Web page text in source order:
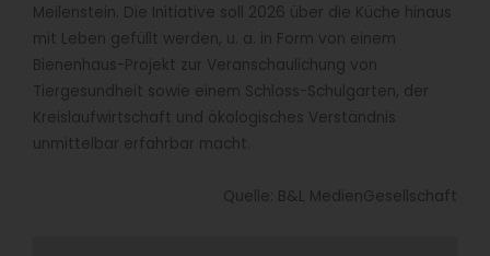
Meilenstein. Die Initiative soll 2026 über die Küche hinaus
mit Leben gefüllt werden, u. a. in Form von einem
Bienenhaus-Projekt zur Veranschaulichung von
Tiergesundheit sowie einem Schloss-Schulgarten, der
Kreislaufwirtschaft und ökologisches Verständnis
unmittelbar erfahrbar macht.
Quelle: B&L MedienGesellschaft